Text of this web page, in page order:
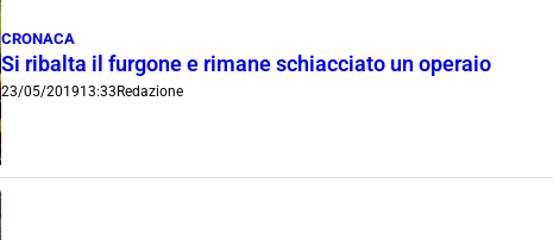
CRONACA
Si ribalta il furgone e rimane schiacciato un operaio
23/05/201913:33Redazione